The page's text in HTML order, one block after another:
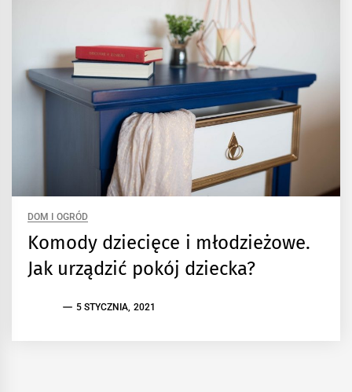
DOM I OGRÓD
Komody dziecięce i młodzieżowe.
Jak urządzić pokój dziecka?
5 STYCZNIA, 2021